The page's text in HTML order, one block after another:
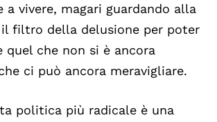
a vivere, magari guardando alla
il filtro della delusione per poter
quel che non si è ancora
ci può ancora meravigliare.
politica più radicale è una